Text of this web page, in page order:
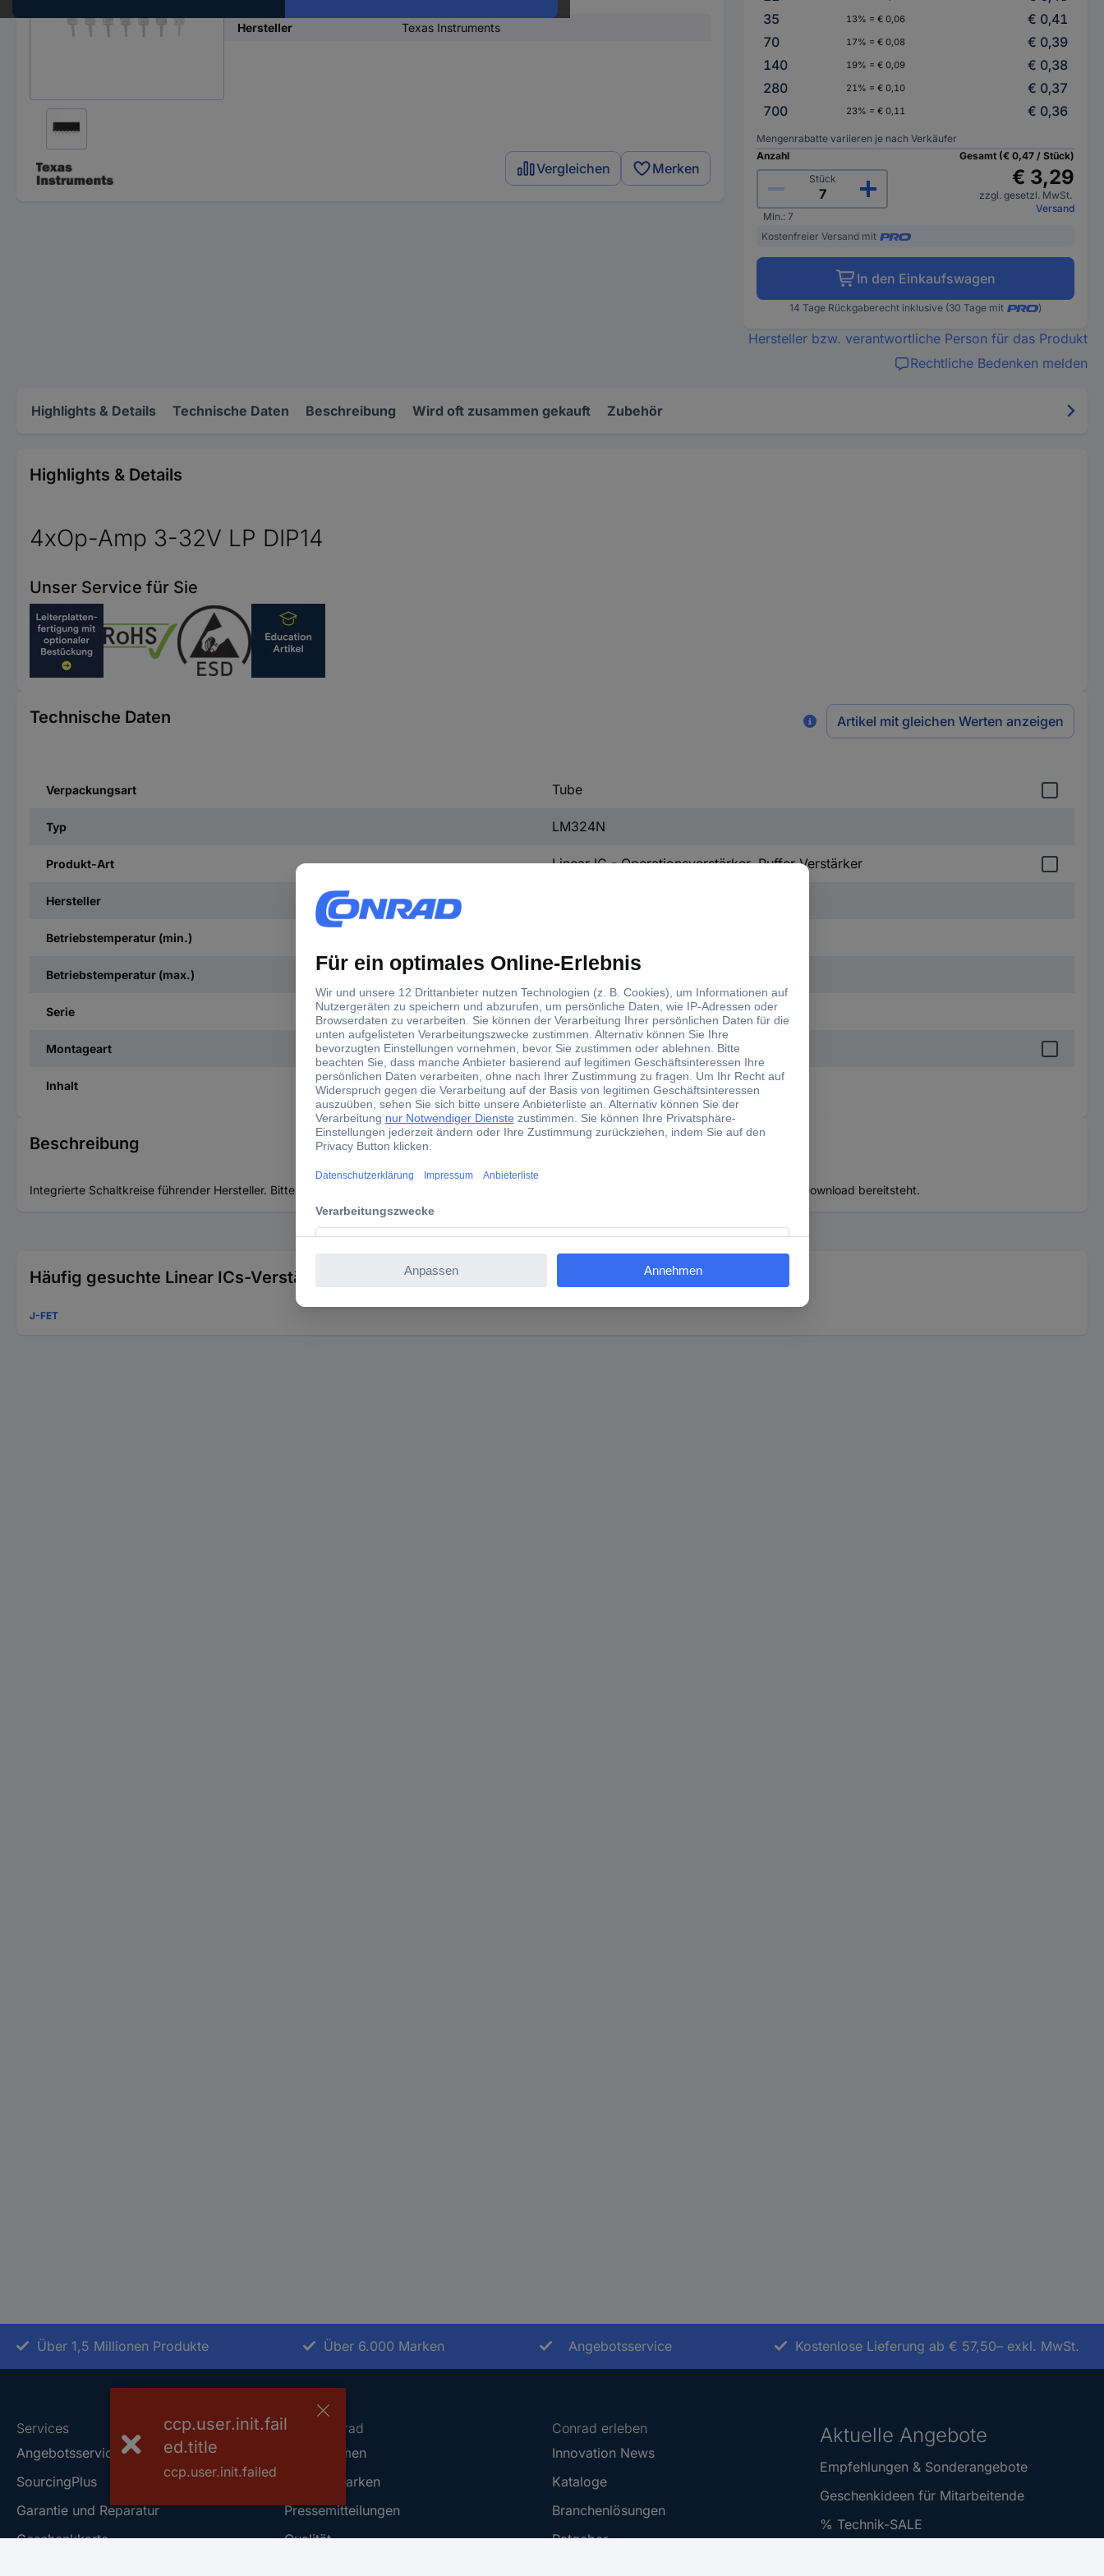
Hersteller
Texas Instruments
Vergleichen Merken
35
13% = € 0,06
€ 0,41
70
17% = € 0,08
€ 0,39
140
19% = € 0,09
€ 0,38
280
21% = € 0,10
€ 0,37
700
23% = € 0,11 € 0,36
Mengenrabatte variieren je nach Verkäufer
Anzahl
Stück
Min.: 7
Gesamt (€ 0,47 / Stück)
€ 3,29
zzgl. gesetzl. MwSt.
Versand
Kostenfreier Versand mit
In den Einkaufswagen
14 Tage Rückgaberecht inklusive (30 Tage mit )
Hersteller bzw. verantwortliche Person für das Produkt
Rechtliche Bedenken melden
Highlights & Details Technische Daten Beschreibung Wird oft zusammen gekauft Zubehör
Highlights & Details
4xOp-Amp 3-32V LP DIP14
Unser Service für Sie
Technische Daten Artikel mit gleichen Werten anzeigen
Verpackungsart Tube
Typ LM324N
Produkt-Art Linear IC - Operationsverstärker, Puffer-Verstärker
Hersteller
Betriebstemperatur (min.)
Betriebstemperatur (max.) 70 °C
Serie LM324
Montageart Durchsteckmontage
Inhalt 1 St.
Beschreibung
Integrierte Schaltkreise führender Hersteller. Bitte beachten Sie wie immer unsere umfangreiche Dokumentation, welche Ihnen zum kostenlosen Download bereitsteht.
Häufig gesuchte Linear ICs-Verstärker-Instrumentierung, Operationsverstärker, Puffer-Verstärker:
J-FET
Über 1,5 Millionen Produkte Über 6.000 Marken Angebotsservice Kostenlose Lieferung ab € 57,50– exkl. MwSt.
Services
Angebotsservice
SourcingPlus
Garantie und Reparatur
Geschenkkarte
Über Conrad
Unternehmen
Conrad Marken
Pressemitteilungen
Qualität
Conrad erleben
Innovation News
Kataloge
Branchenlösungen
Ratgeber
Aktuelle Angebote
Empfehlungen & Sonderangebote
Geschenkideen für Mitarbeitende
% Technik-SALE
ccp.user.init.fail
ed.title
ccp.user.init.failed